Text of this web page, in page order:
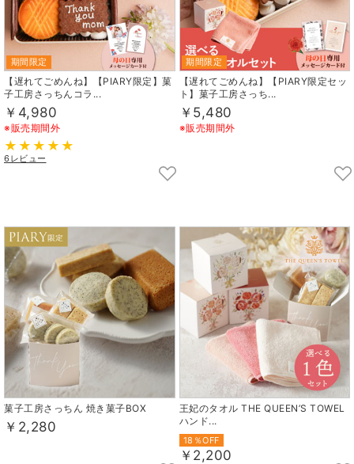
期間限定
【遅れてごめんね】【PIARY限定】菓
子工房さっちんコラ...
￥4,980
※販売期間外
6レビュー
期間限定
【遅れてごめんね】【PIARY限定セッ
ト】菓子工房さっち...
￥5,480
※販売期間外
菓子工房さっちん 焼き菓子BOX
￥2,280
王妃のタオル THE QUEEN’S TOWEL
ハンド...
18％OFF
￥2,200